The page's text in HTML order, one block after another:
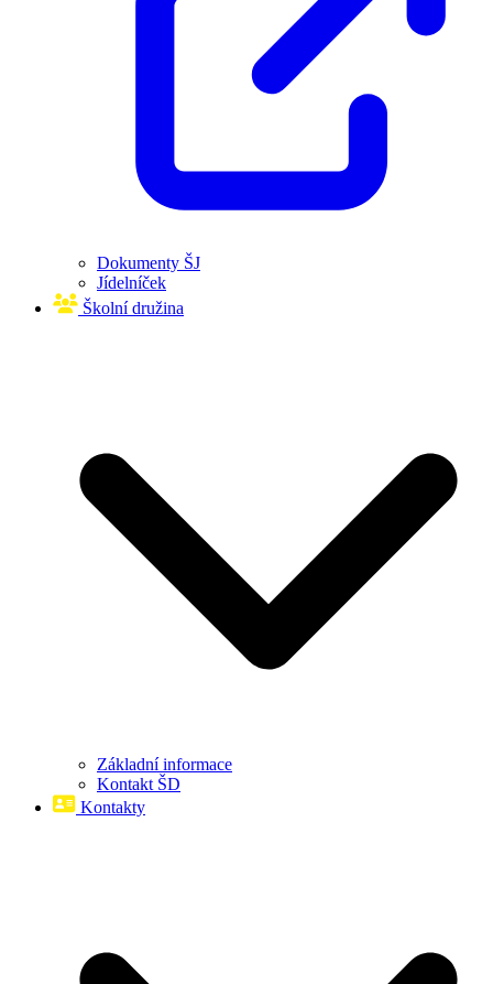
Dokumenty ŠJ
Jídelníček
Školní družina
Základní informace
Kontakt ŠD
Kontakty